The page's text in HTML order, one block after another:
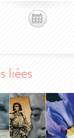
liées